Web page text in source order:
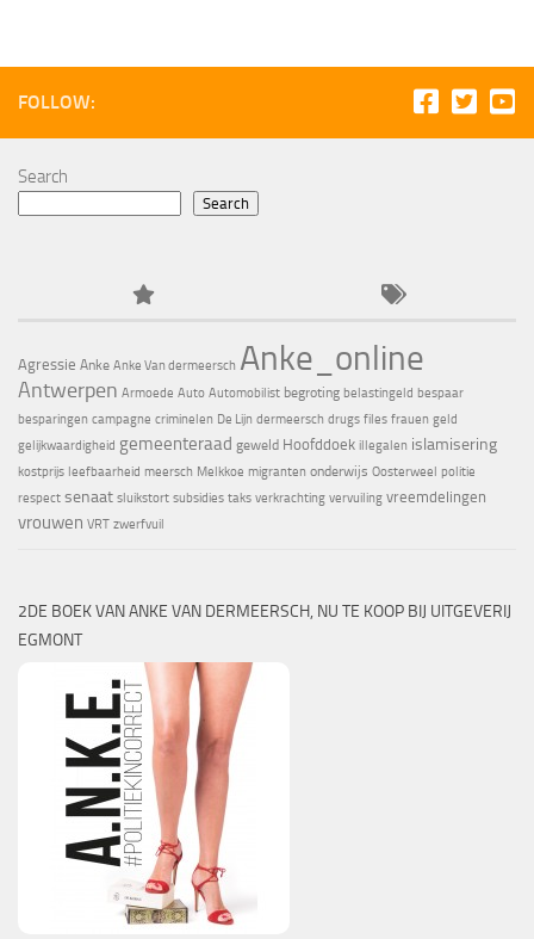
FOLLOW:
Search
Search
Agressie Anke Anke Van dermeersch Anke_online
Antwerpen Armoede Auto Automobilist begroting belastingeld bespaar
besparingen campagne criminelen De Lijn dermeersch drugs files frauen geld
gelijkwaardigheid gemeenteraad geweld Hoofddoek illegalen islamisering
kostprijs leefbaarheid meersch Melkkoe migranten onderwijs Oosterweel politie
respect senaat sluikstort subsidies taks verkrachting vervuiling vreemdelingen
vrouwen VRT zwerfvuil
2DE BOEK VAN ANKE VAN DERMEERSCH, NU TE KOOP BIJ UITGEVERIJ
EGMONT